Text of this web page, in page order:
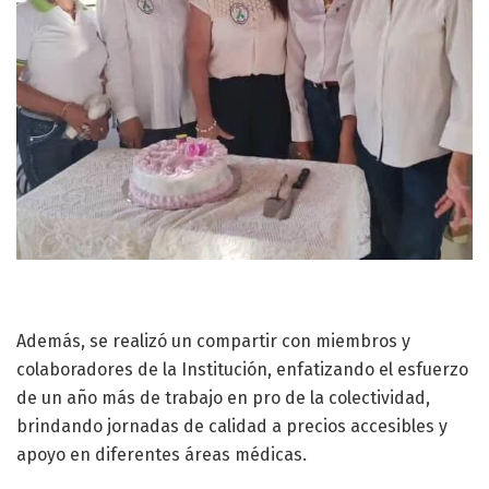
Además, se realizó un compartir con miembros y
colaboradores de la Institución, enfatizando el esfuerzo
de un año más de trabajo en pro de la colectividad,
brindando jornadas de calidad a precios accesibles y
apoyo en diferentes áreas médicas.